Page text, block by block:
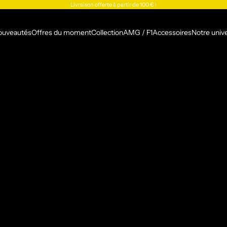
Livraison offerte à partir de 100 € !
Offres du momentCollectionAMG / F1AccessoiresNotre